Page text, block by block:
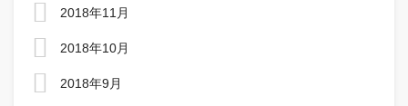
2018年11月
2018年10月
2018年9月